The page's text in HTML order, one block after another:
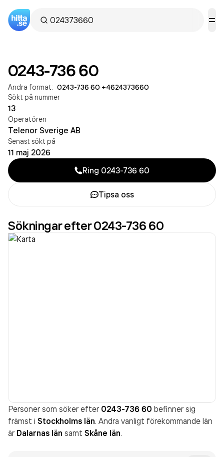
0243-736 60
Andra format: 0243-736 60 +4624373660
Sökt på nummer
13
Operatören
Telenor Sverige AB
Senast sökt på
11 maj 2026
Ring 0243-736 60
Tipsa oss
Sökningar efter 0243-736 60
Personer som söker efter 0243-736 60 befinner sig
främst i Stockholms län. Andra vanligt förekommande län
är Dalarnas län samt Skåne län.